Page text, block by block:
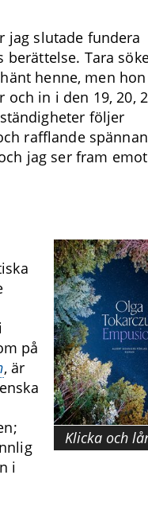
jag slutade fundera
berättelse. Tara
henne, men hon
in i den 19, 20,
följer
rafflande
jag ser fram
Klicka och
på
, är
i